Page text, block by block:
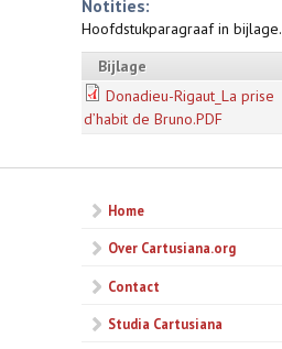
Notities:
Hoofdstukparagraaf in bijlage.
Bijlage
Donadieu-Rigaut_La prise
d’habit de Bruno.PDF
Home
Over Cartusiana.org
Contact
Studia Cartusiana